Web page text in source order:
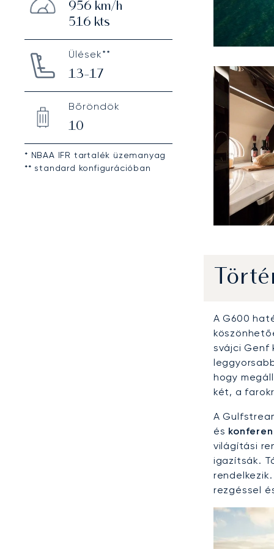
956 km/h
516 kts
Ülések**
13-17
Bőröndök
10
* NBAA IFR tartalék üzemanyag
** standard konfigurációban
A G600
svájci Genf
hogy
két, a
A
és
világítási
igazítsák.
rezgéssel